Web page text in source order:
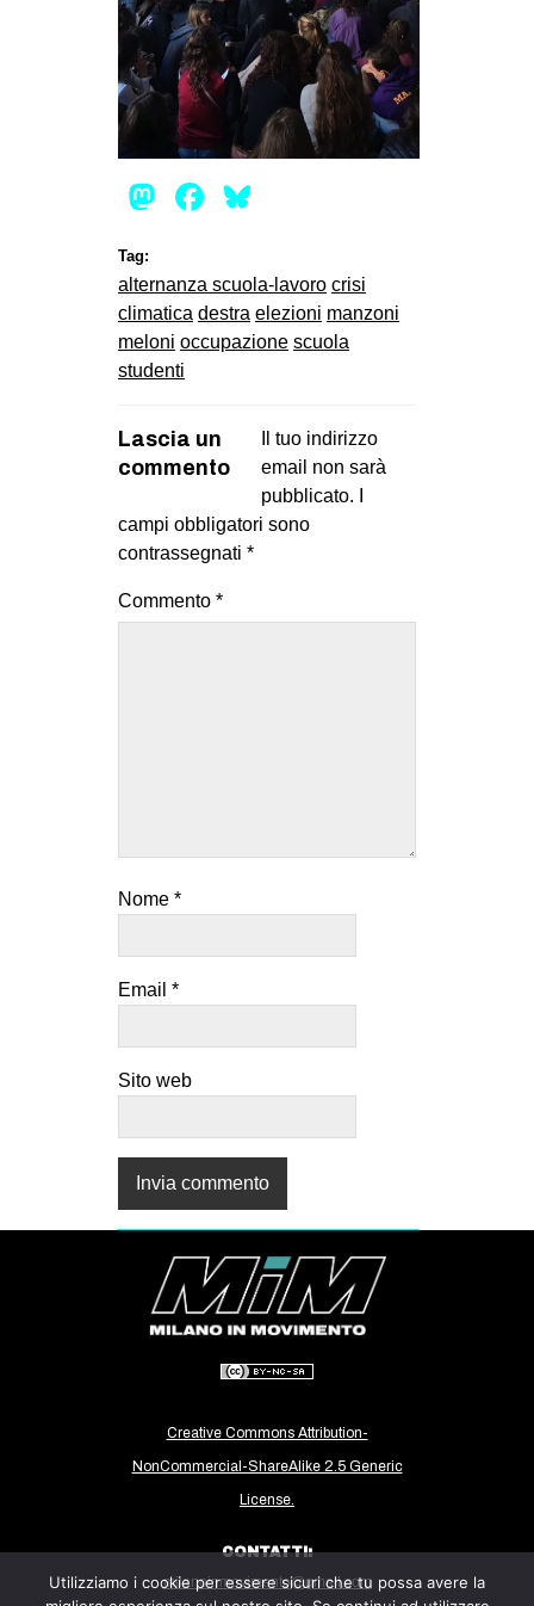
Mastodon
Facebook
Tag:
alternanza scuola-lavoro crisi
climatica destra elezioni manzoni
meloni occupazione scuola
studenti
Lascia un
commento
Il tuo indirizzo
email non sarà
pubblicato.
campi obbligatori sono
contrassegnati *
Commento *
Nome *
Email *
Sito web
Creative Commons Attribution-
NonCommercial-ShareAlike 2.5 Generic
License.
CONTATTI:
milanoinmovimento@gmail.com
Utilizziamo i cookie per essere sicuri che tu possa avere la